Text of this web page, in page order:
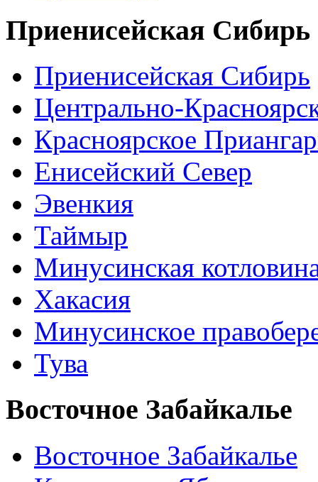
Приенисейская Сибирь
Приенисейская Сибирь
Центрально-
Красноярское
Енисейский Север
Эвенкия
Таймыр
Минусинская
Хакасия
Минусинское
Тува
Восточное Забайкалье
Восточное Забайкалье